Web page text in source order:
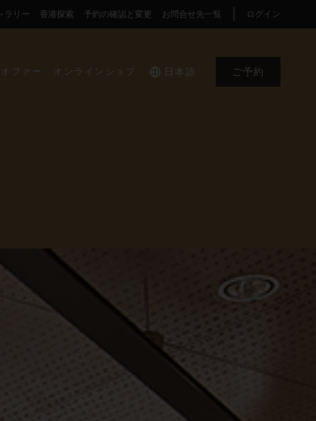
ラリー 香港探索 予約の確認と変更 お問合せ先一覧 ログイン
オファー オンラインショプ 日本語 ご予約